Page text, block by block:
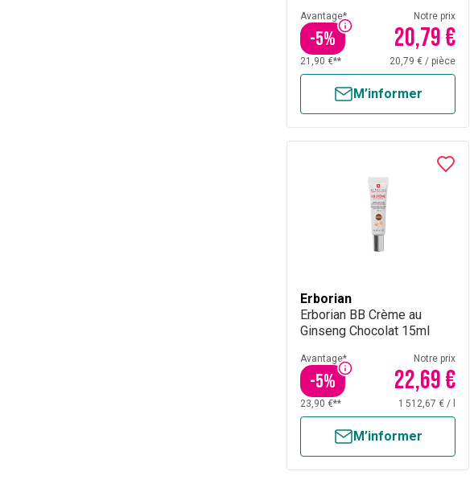
Avantage*
-5%
Notre prix
20,79 €
21,90 €** 20,79 € / pièce
M’informer
Erborian
Erborian BB Crème au
Ginseng Chocolat 15ml
Avantage*
-5%
Notre prix
22,69 €
23,90 €** 1 512,67 € /
M’informer